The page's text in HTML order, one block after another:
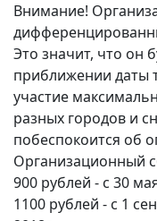
Внимание!
Это значит, что он
приближении даты
участие
разных городов и
побеспокоится об
Организационный
900 рублей - с 30
1100 рублей - с 1